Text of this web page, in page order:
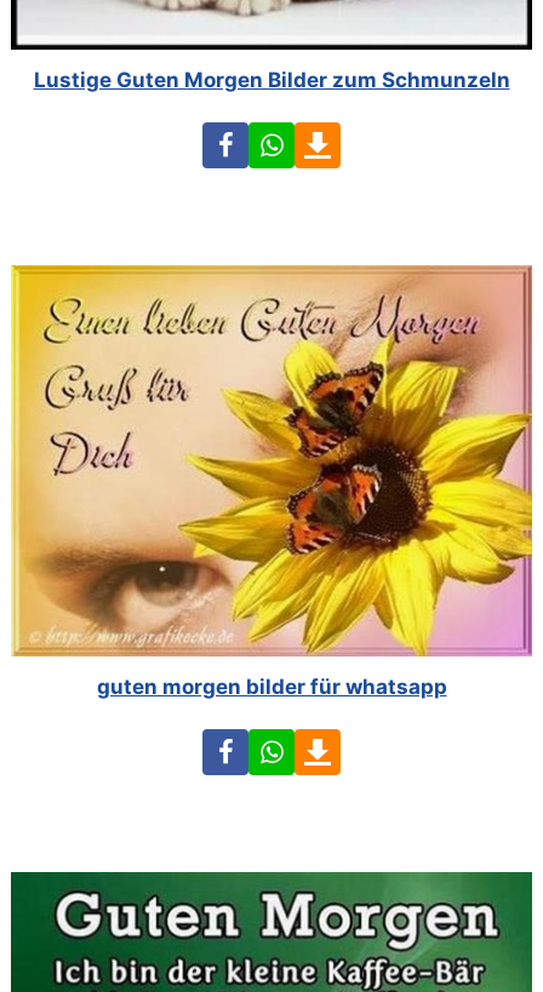
Lustige Guten Morgen Bilder zum Schmunzeln
FacebookWhatsApp
guten morgen bilder für whatsapp
FacebookWhatsApp